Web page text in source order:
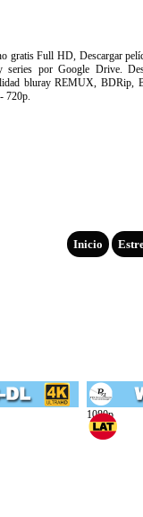
gratis Full HD, Descargar
series por Google Drive.
bluray REMUX, BDRip,
720p.
Inicio